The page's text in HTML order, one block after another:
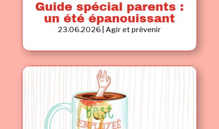
Guide spécial parents :
un été épanouissant
23.06.2026 |Agir et prévenir